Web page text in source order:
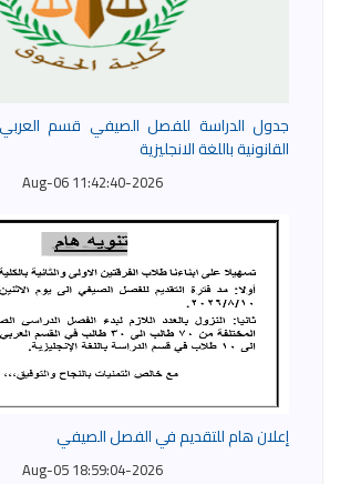
جدول الدراسة للفصل الصيفي قسم
القانونية باللغة الانجليزية
2026-Aug-06 11:42:40
إعلان هام للتقديم في الفصل الصيفي
2026-Aug-05 18:59:04